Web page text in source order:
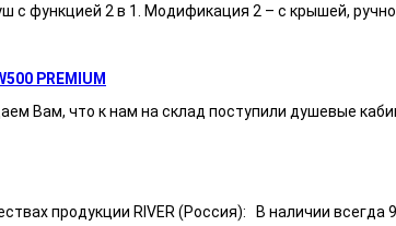
с функцией 2 в 1. Модификация 2 – с крышей,
PREMIUM
Вам, что к нам на склад поступили душевые
продукции RIVER (Россия): В наличии всегда